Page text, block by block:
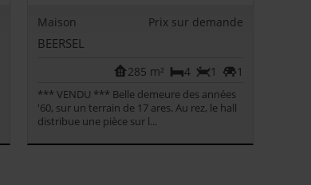
Maison Prix sur demande
BEERSEL
1
1
4
285 m²
*** VENDU *** Belle demeure des années
'60, sur un terrain de 17 ares. Au rez, le hall
distribue une pièce sur l...